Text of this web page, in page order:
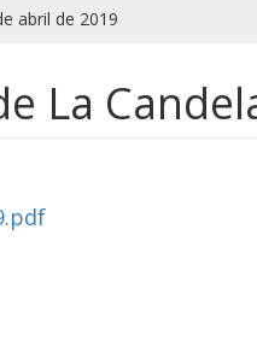
abril de 2019
La